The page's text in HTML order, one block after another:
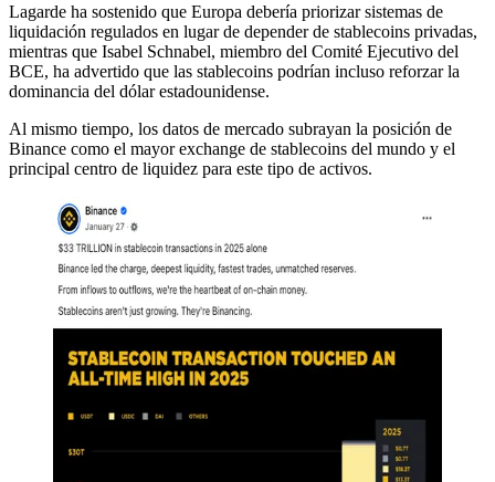
Lagarde ha sostenido que Europa debería priorizar sistemas de
liquidación regulados en lugar de depender de stablecoins privadas,
mientras que Isabel Schnabel, miembro del Comité Ejecutivo del
BCE, ha advertido que las stablecoins podrían incluso reforzar la
dominancia del dólar estadounidense.
Al mismo tiempo, los datos de mercado subrayan la posición de
Binance como el mayor exchange de stablecoins del mundo y el
principal centro de liquidez para este tipo de activos.